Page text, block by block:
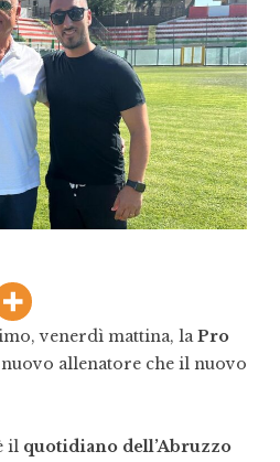
venerdì mattina, laPro
allenatore che il nuovo
il quotidiano dell’Abruzzo